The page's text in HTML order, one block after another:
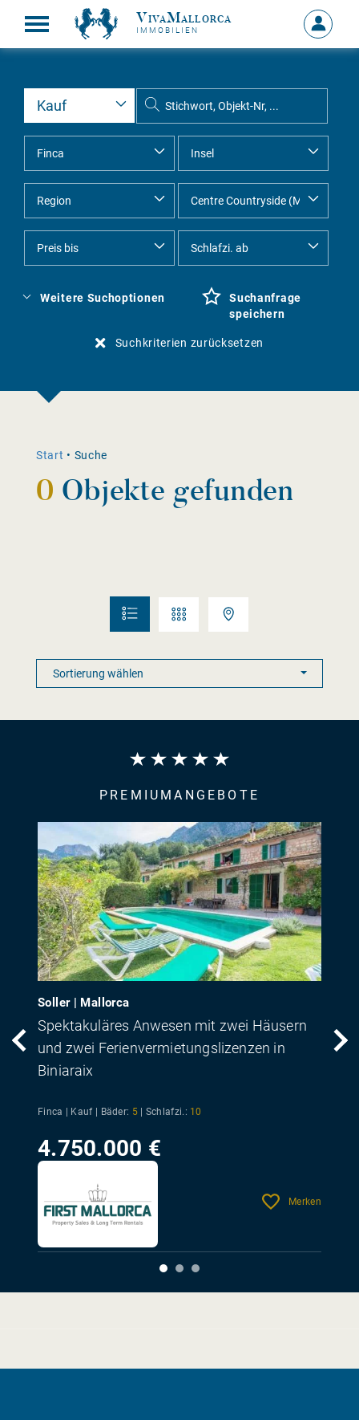
VivaMallorca
IMMOBILIEN
MEIN
Weitere Suchoptionen
Suchanfrage
speichern
Suchkriterien zurücksetzen
Start • Suche
0 Objekte gefunden
PREMIUMANGEBOTE
Soller | Mallorca
Spektakuläres Anwesen mit zwei Häusern
und zwei Ferienvermietungslizenzen in
Biniaraix
Finca | Kauf | Bäder: 5 Schlafzi.: 10
4.750.000 €
Merken